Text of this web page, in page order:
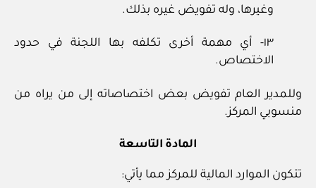
وغيرها، وله تفويض غيره بذلك.
١٣- أي مهمة أخرى تكلفه بها اللجنة في حدود
الاختصاص.
وللمدير العام تفويض بعض اختصاصاته إلى من يراه من
منسوبي المركز.
المادة التاسعة
تتكون الموارد المالية للمركز مما يأتي: